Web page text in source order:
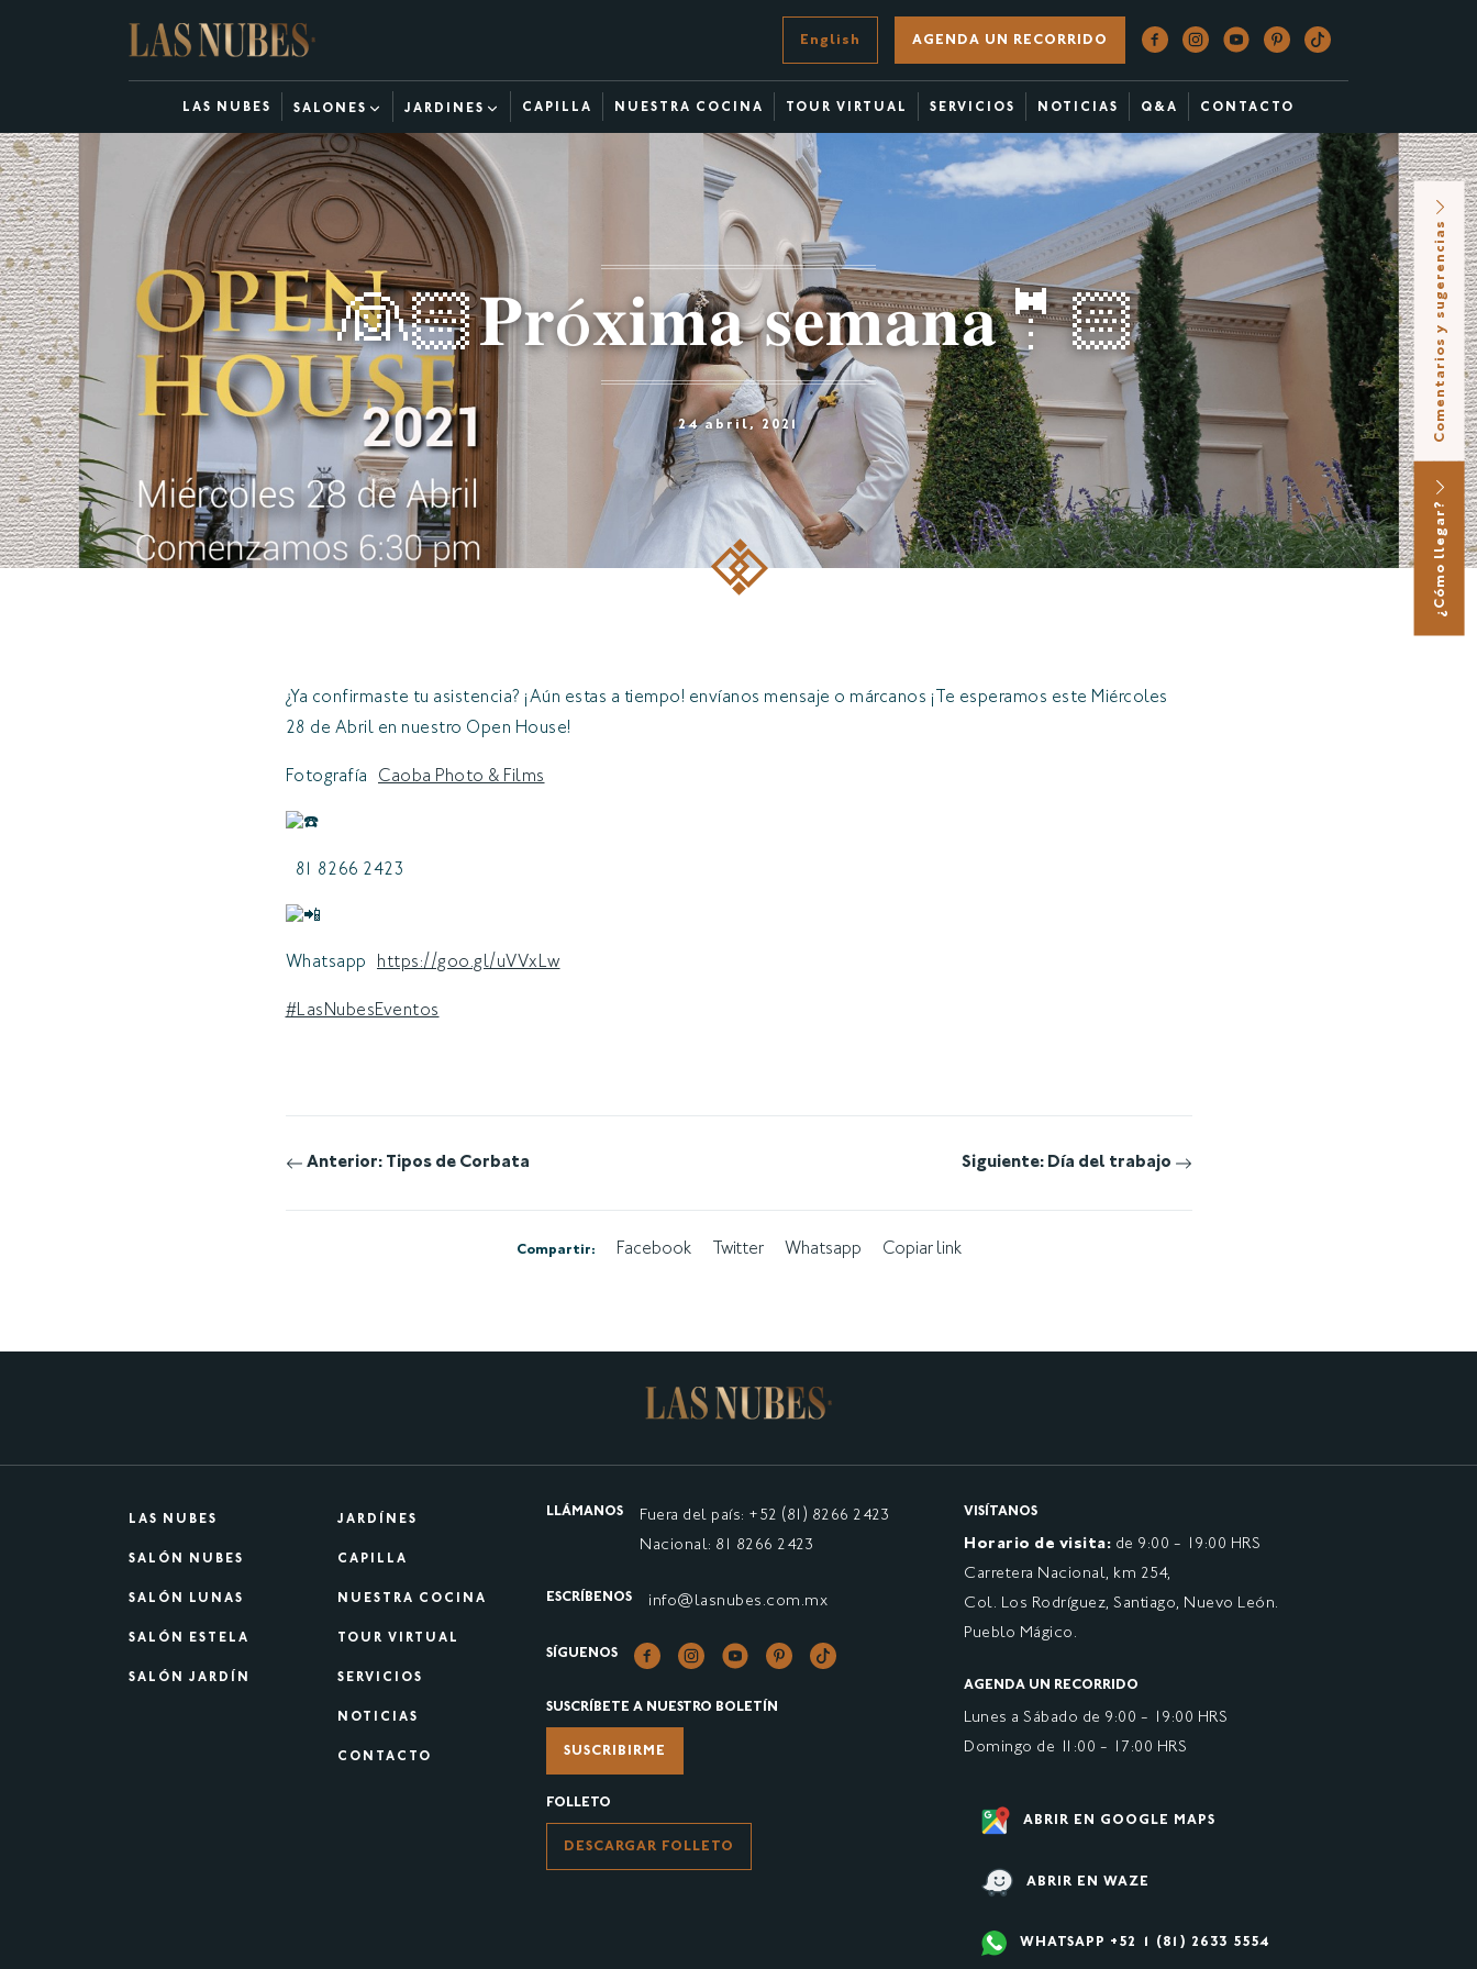
English AGENDA UN RECORRIDO
LAS NUBES SALONES JARDINES CAPILLA NUESTRA COCINA TOUR VIRTUAL SERVICIOS NOTICIAS Q&A CONTACTO
¿Cómo llegar?
Comentarios y sugerencias
👰🏻𝐏𝐫ó𝐱𝐢𝐦𝐚 𝐬𝐞𝐦𝐚𝐧𝐚🤵🏻
24 abril, 2021
¿Ya confirmaste tu asistencia? ¡Aún estas a tiempo! envíanos mensaje o márcanos ¡Te esperamos este Miércoles
28 de Abril en nuestro Open House!
Fotografía Caoba Photo & Films
81 8266 2423
Whatsapp https://goo.gl/uVVxLw
#LasNubesEventos
Navegación
de
Anterior: Tipos de Corbata Siguiente: Día del trabajo
Compartir: Facebook Twitter Whatsapp Copiar link
LAS NUBES
SALÓN NUBES
SALÓN LUNAS
SALÓN ESTELA
SALÓN JARDÍN
JARDÍNES
CAPILLA
NUESTRA COCINA
TOUR VIRTUAL
SERVICIOS
NOTICIAS
CONTACTO
LLÁMANOS Fuera del país: +52 (81) 8266 2423
Nacional: 81 8266 2423
ESCRÍBENOS info@lasnubes.com.mx
SÍGUENOS
SUSCRÍBETE A NUESTRO BOLETÍN
SUSCRIBIRME
FOLLETO
DESCARGAR FOLLETO
VISÍTANOS
Horario de visita: de 9:00 - 19:00 HRS
Carretera Nacional, km 254,
Col. Los Rodríguez, Santiago, Nuevo León.
Pueblo Mágico.
AGENDA UN RECORRIDO
Lunes a Sábado de 9:00 - 19:00 HRS
Domingo de 11:00 - 17:00 HRS
ABRIR EN GOOGLE MAPS
ABRIR EN WAZE
WHATSAPP +52 1 (81) 2633 5554